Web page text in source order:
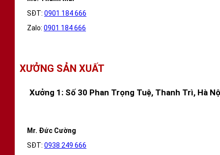
SĐT: 0901 184 666
Zalo: 0901 184 666
XƯỞNG SẢN XUẤT
Xưởng 1: Số 30 Phan Trọng Tuệ, Thanh Trì, Hà
Mr. Đức Cường
SĐT: 0938 249 666